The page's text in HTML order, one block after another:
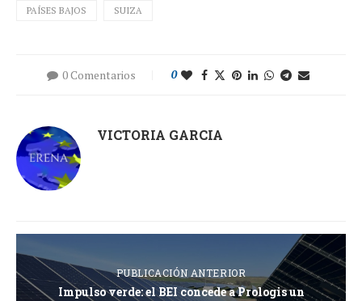
PAÍSES BAJOS SUIZA
0 Comentarios 0
VICTORIA GARCIA
PUBLICACIÓN ANTERIOR
Impulso verde: el BEI concede a Prologis un